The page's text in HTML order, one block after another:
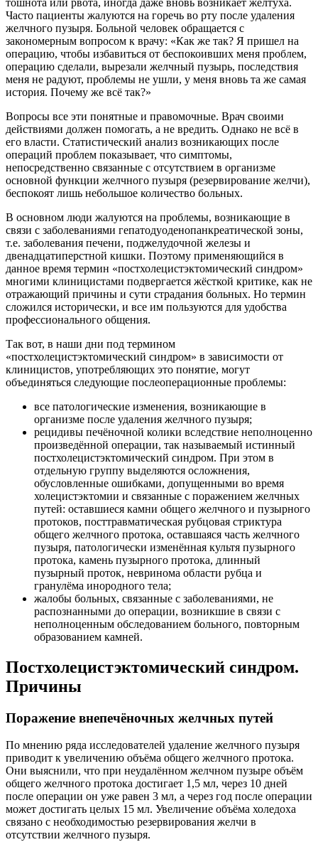
Часто пациенты жалуются на горечь во рту после удаления
желчного пузыря. Больной человек обращается с
закономерным вопросом к врачу: «Как же так? Я пришел на
операцию, чтобы избавиться от беспокоивших меня проблем,
операцию сделали, вырезали желчный пузырь, последствия
меня не радуют, проблемы не ушли, у меня вновь та же самая
история. Почему же всё так?»
Вопросы все эти понятные и правомочные. Врач своими
действиями должен помогать, а не вредить. Однако не всё в
его власти. Статистический анализ возникающих после
операций проблем показывает, что симптомы,
непосредственно связанные с отсутствием в организме
основной функции желчного пузыря (резервирование желчи),
беспокоят лишь небольшое количество больных.
В основном люди жалуются на проблемы, возникающие в
связи с заболеваниями гепатодуоденопанкреатической зоны,
т.е. заболевания печени, поджелудочной железы и
двенадцатиперстной кишки. Поэтому применяющийся в
данное время термин «постхолецистэктомический синдром»
многими клиницистами подвергается жёсткой критике, как не
отражающий причины и сути страдания больных. Но термин
сложился исторически, и все им пользуются для удобства
профессионального общения.
Так вот, в наши дни под термином
«постхолецистэктомический синдром» в зависимости от
клиницистов, употребляющих это понятие, могут
объединяться следующие послеоперационные проблемы:
все патологические изменения, возникающие в
организме после удаления желчного пузыря;
рецидивы печёночной колики вследствие неполноценно
произведённой операции, так называемый истинный
постхолецистэктомический синдром. При этом в
отдельную группу выделяются осложнения,
обусловленные ошибками, допущенными во время
холецистэктомии и связанные с поражением желчных
путей: оставшиеся камни общего желчного и пузырного
протоков, посттравматическая рубцовая стриктура
общего желчного протока, оставшаяся часть желчного
пузыря, патологически изменённая культя пузырного
протока, камень пузырного протока, длинный
пузырный проток, невринома области рубца и
гранулёма инородного тела;
жалобы больных, связанные с заболеваниями, не
распознанными до операции, возникшие в связи с
неполноценным обследованием больного, повторным
образованием камней.
Постхолецистэктомический синдром.
Причины
Поражение внепечёночных желчных путей
По мнению ряда исследователей удаление желчного пузыря
приводит к увеличению объёма общего желчного протока.
Они выяснили, что при неудалённом желчном пузыре объём
общего желчного протока достигает 1,5 мл, через 10 дней
после операции он уже равен 3 мл, а через год после операции
может достигать целых 15 мл. Увеличение объёма холедоха
связано с необходимостью резервирования желчи в
отсутствии желчного пузыря.